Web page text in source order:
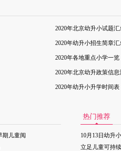
2020年北京幼升小试题汇
2020年幼升小招生简章汇
2020年各地重点小学一览
2020年北京幼升政策信息
2020年幼升小升学时间表
期儿童阅
热门推荐
10月13日幼升
立足儿童可持